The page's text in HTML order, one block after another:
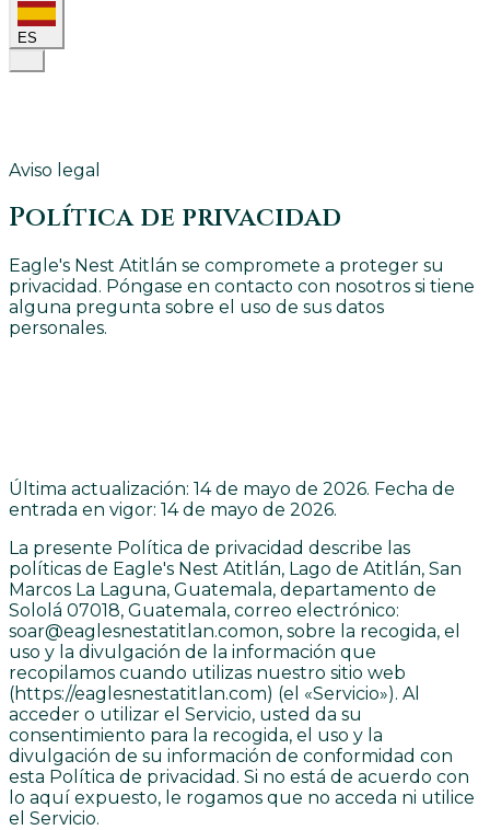
ES
Aviso legal
Política de privacidad
Eagle's Nest Atitlán se compromete a proteger su
privacidad. Póngase en contacto con nosotros si tiene
alguna pregunta sobre el uso de sus datos
personales.
Última actualización: 14 de mayo de 2026. Fecha de
entrada en vigor: 14 de mayo de 2026.
La presente Política de privacidad describe las
políticas de Eagle's Nest Atitlán, Lago de Atitlán, San
Marcos La Laguna, Guatemala, departamento de
Sololá 07018, Guatemala, correo electrónico:
soar@eaglesnestatitlan.comon, sobre la recogida, el
uso y la divulgación de la información que
recopilamos cuando utilizas nuestro sitio web
(https://eaglesnestatitlan.com) (el «Servicio»). Al
acceder o utilizar el Servicio, usted da su
consentimiento para la recogida, el uso y la
divulgación de su información de conformidad con
esta Política de privacidad. Si no está de acuerdo con
lo aquí expuesto, le rogamos que no acceda ni utilice
el Servicio.